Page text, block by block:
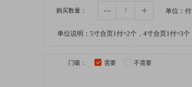
购买数量： -- + 单位：付
单位说明：5寸合页1付=2个，4寸合页1付=3个
门吸： 需要 不需要